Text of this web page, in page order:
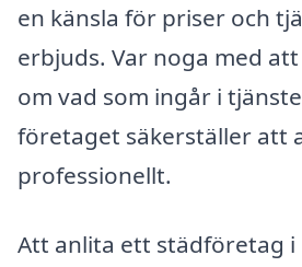
en känsla för priser och
erbjuds. Var noga med
om vad som ingår i
företaget säkerställer att
professionellt.
Att anlita ett städföretag i